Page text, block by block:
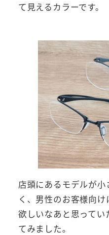
て見えるカラーです。
店頭にあるモデルが
く、男性のお客様向
欲しいなあと思って
てみました。